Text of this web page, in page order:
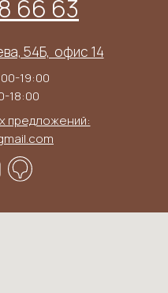
66 63
54Б, ​ офис 14
предложений:
19:00
18:00